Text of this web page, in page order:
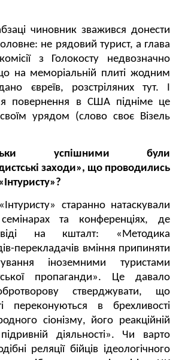
чиновник зважився донести
не рядовий турист, а глава
з Голокосту недвозначно
на меморіальній плиті жодним
євреїв, розстріляних тут. І
повернення в США підніме це
урядом (слово своє Візель
успішними були
заходи», що проводились
старанно натаскували
та конференціях, де
на кшталт: «Методика
перекладачів вміння припиняти
іноземними туристами
пропаганди». Це давало
стверджувати, що
переконуються в брехливості
сіонізму, його реакційній
діяльності». Чи варто
реляції бійців ідеологічного